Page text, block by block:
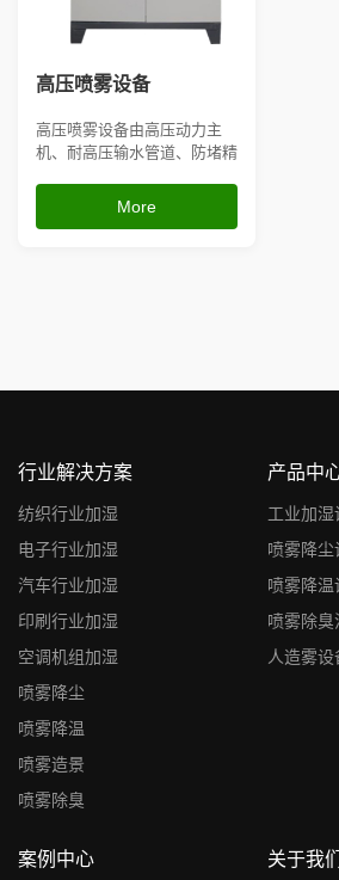
高压喷雾设备
高压喷雾设备由高压动力主
机、耐高压输水管道、防堵精
加压产生微米级细密水雾，水
More
行业解决方案
纺织行业加湿
电子行业加湿
汽车行业加湿
印刷行业加湿
空调机组加湿
喷雾降尘
喷雾降温
喷雾造景
喷雾除臭
产品中
工业加湿
喷雾降尘
喷雾降温
喷雾除
人造雾设
案例中心 关于我